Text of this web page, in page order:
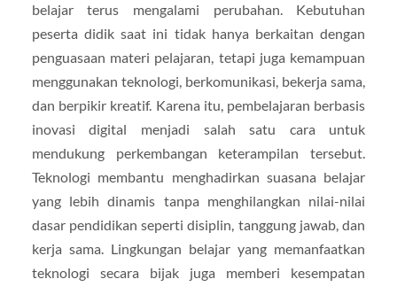
belajar terus mengalami perubahan. Kebutuhan
peserta didik saat ini tidak hanya berkaitan dengan
penguasaan materi pelajaran, tetapi juga kemampuan
menggunakan teknologi, berkomunikasi, bekerja sama,
dan berpikir kreatif. Karena itu, pembelajaran berbasis
inovasi digital menjadi salah satu cara untuk
mendukung perkembangan keterampilan tersebut.
Teknologi membantu menghadirkan suasana belajar
yang lebih dinamis tanpa menghilangkan nilai-nilai
dasar pendidikan seperti disiplin, tanggung jawab, dan
kerja sama. Lingkungan belajar yang memanfaatkan
teknologi secara bijak juga memberi kesempatan